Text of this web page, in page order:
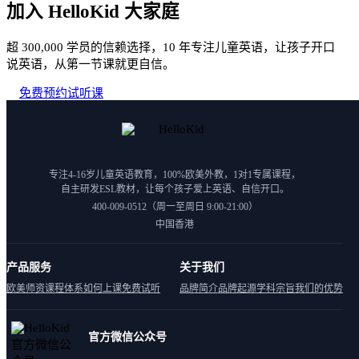
加入 HelloKid 大家庭
超 300,000 学员的信赖选择，10 年专注儿童英语，让孩子开口
说英语，从第一节课就更自信。
免费预约试听课
专注4-16岁儿童英语教育，100%欧美外教，1对1专属课程，
自主研发ESL教材，让每个孩子爱上英语、自信开口。
400-009-0512（周一至周日 9:00-21:00）
中国香港
产品服务
欧美师资课程体系如何上课免费试听
关于我们
品牌简介品牌起源学科宗旨我们的优势
官方微信公众号